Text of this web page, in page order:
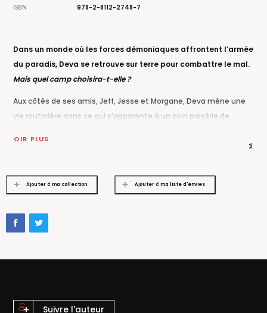
ISBN 978-2-8112-2748-7
Dans un monde où les forces démoniaques affrontent l’armée
du paradis, Deva se retrouve sur terre pour combattre le mal.
Mais quel camp choisira-t-elle ?
Aux côtés de ses amis, Jeff, Jesse et Morgane, Deva mène une
vie routinière dans ce qui s’apparente à un coin paisible de
goules sur Fallen Road, entre les villes de Goldenside et Everseed.
cette amnésie qu’elle n’arrive pas à surmonter. Le jour où un
ange débarque, la vie (et le cœur) de Deva bascule. Dans cette
l’Enfer, Deva pourrait bien avoir un rôle majeur à jouer…
Love ? Fallen Roadse décline à présent en romance fantastique.
VOIR PLUS
Ajouter à ma collection Ajouter à ma liste d'envies
Suivre l'auteur